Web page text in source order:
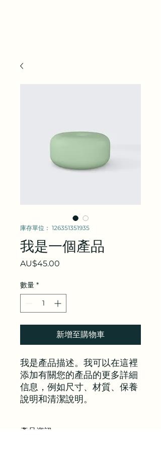
庫存單位： 126351351935
我是一個產品
AU$45.00
數量 *
新增至購物車
我是產品描述。我可以在這裡
添加有關您的產品的更多詳細
信息，例如尺寸、材質、保養
說明和清潔說明。
產品資訊